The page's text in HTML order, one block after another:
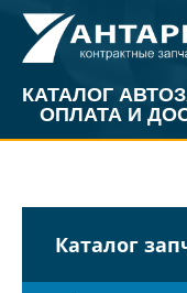
КАТАЛОГ
ОПЛАТА И
Каталог